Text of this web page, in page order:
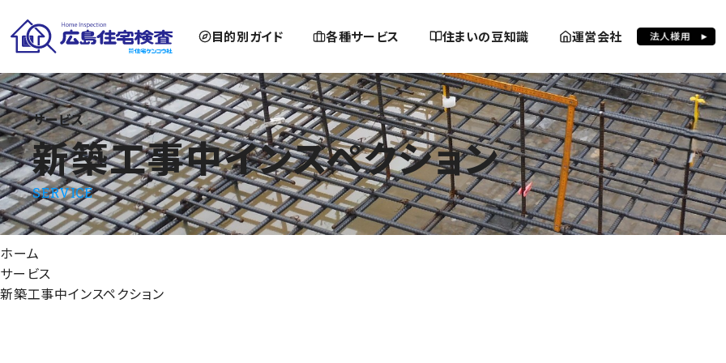
目的別ガイド 各種サービス 住まいの豆知識 運営会社
新築工事中インスペクション
サービス
新築工事中インスペクション
SERVICE
ホーム
サービス
新築工事中インスペクション